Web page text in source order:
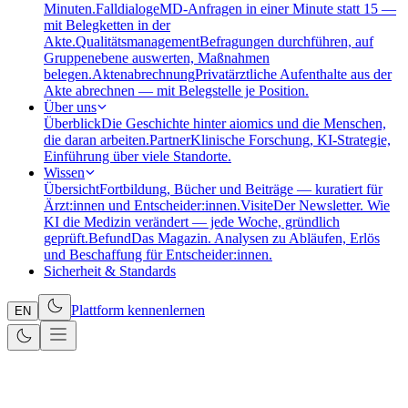
Minuten.FalldialogeMD-Anfragen in einer Minute statt 15 —
mit Belegketten in der
Akte.QualitätsmanagementBefragungen durchführen, auf
Gruppenebene auswerten, Maßnahmen
belegen.AktenabrechnungPrivatärztliche Aufenthalte aus der
Akte abrechnen — mit Belegstelle je Position.
Über uns
ÜberblickDie Geschichte hinter aiomics und die Menschen,
die daran arbeiten.PartnerKlinische Forschung, KI-Strategie,
Einführung über viele Standorte.
Wissen
ÜbersichtFortbildung, Bücher und Beiträge — kuratiert für
Ärzt:innen und Entscheider:innen.VisiteDer Newsletter. Wie
KI die Medizin verändert — jede Woche, gründlich
geprüft.BefundDas Magazin. Analysen zu Abläufen, Erlös
und Beschaffung für Entscheider:innen.
Sicherheit & Standards
EN Plattform kennenlernen